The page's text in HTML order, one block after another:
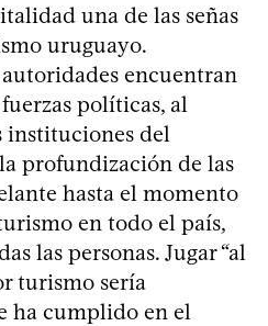
una de las señas
uruguayo.
encuentran
políticas, al
instituciones del
profundización de las
hasta el momento
en todo el país,
las personas. Jugar “al
turismo sería
ha cumplido en el